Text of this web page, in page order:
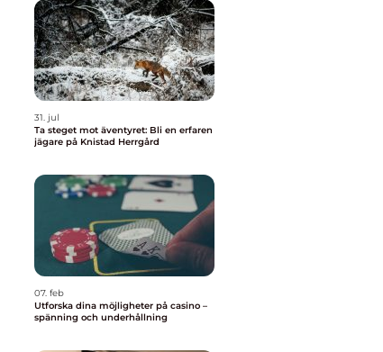
31. jul
Ta steget mot äventyret: Bli en erfaren
jägare på Knistad Herrgård
07. feb
Utforska dina möjligheter på casino –
spänning och underhållning